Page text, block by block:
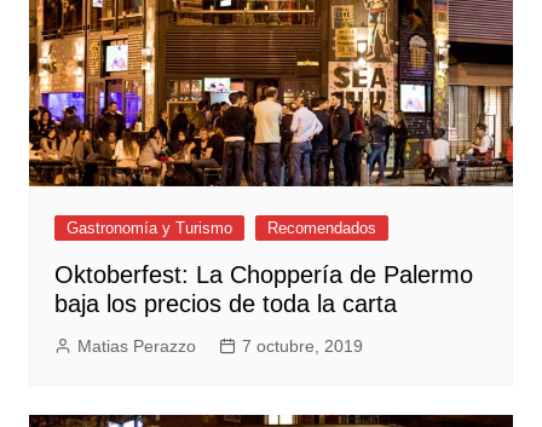
Gastronomía y Turismo Recomendados
Oktoberfest: La Choppería de Palermo
baja los precios de toda la carta
Matias Perazzo 7 octubre, 2019